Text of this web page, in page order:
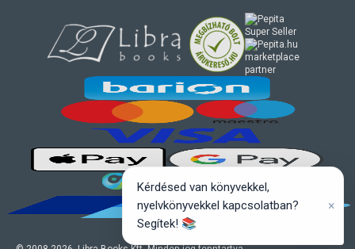
marketplace
partner
Kérdésed van könyvekkel,
nyelvkönyvekkel kapcsolatban?
Segítek! 📚
×